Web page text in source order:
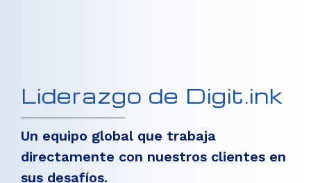
Liderazgo de Digit.ink
Un equipo global que trabaja
directamente con nuestros clientes en
sus desafíos.